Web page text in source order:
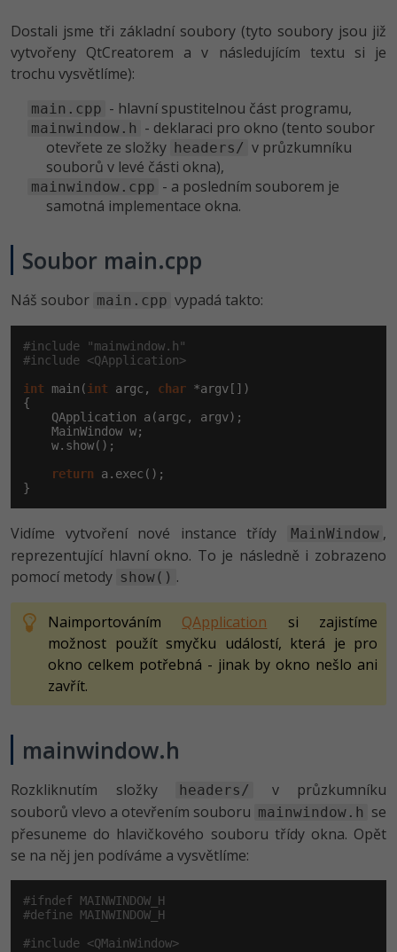
Dostali jsme tři základní soubory (tyto soubory jsou již
vytvořeny QtCreatorem a v následujícím textu si je
trochu vysvětlíme):
main.cpp - hlavní spustitelnou část programu,
mainwindow.h - deklaraci pro okno (tento soubor
otevřete ze složky headers/ v průzkumníku
souborů v levé části okna),
mainwindow.cpp - a posledním souborem je
samotná implementace okna.
Soubor main.cpp
Náš soubor main.cpp vypadá takto:
#include "mainwindow.h"
#include <QApplication>
int main(int argc, char *argv[])
{
    QApplication a(argc, argv);
    MainWindow w;
    w.show();
return a.exec();
}
Vidíme vytvoření nové instance třídy MainWindow ,
reprezentující hlavní okno. To je následně i zobrazeno
pomocí metody show() .
Naimportováním QApplication si zajistíme
možnost použít smyčku událostí, která je pro
okno celkem potřebná - jinak by okno nešlo ani
zavřít.
mainwindow.h
Rozkliknutím složky headers/
v průzkumníku
souborů vlevo a otevřením souboru mainwindow.h se
přesuneme do hlavičkového souboru třídy okna. Opět
se na něj jen podíváme a vysvětlíme:
#ifndef MAINWINDOW_H
#define MAINWINDOW_H
#include <QMainWindow>